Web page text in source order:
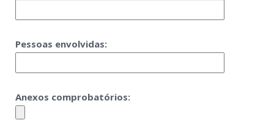
Pessoas envolvidas:
Anexos comprobatórios: